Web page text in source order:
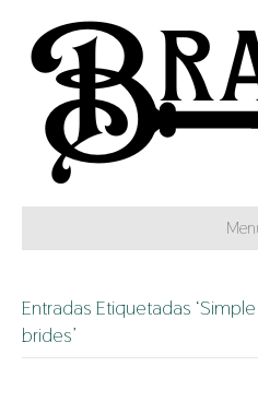
Entradas Etiquetadas
brides’